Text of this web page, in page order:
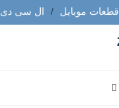
قطعات موبایل / ال سی دی